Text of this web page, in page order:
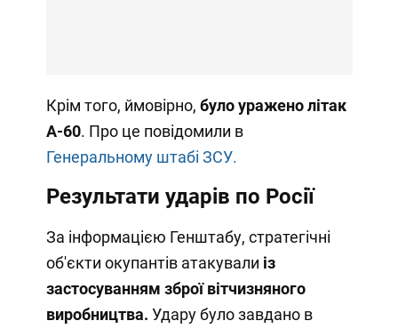
Крім того, ймовірно, було уражено літак
А-60. Про це повідомили в
Генеральному штабі ЗСУ.
Результати ударів по Росії
За інформацією Генштабу, стратегічні
об'єкти окупантів атакували із
застосуванням зброї вітчизняного
виробництва. Удару було завдано в